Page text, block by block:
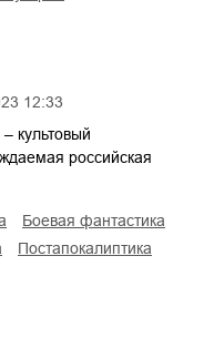
12:33
культовый
российская
боевая фантастика
постапокалиптика